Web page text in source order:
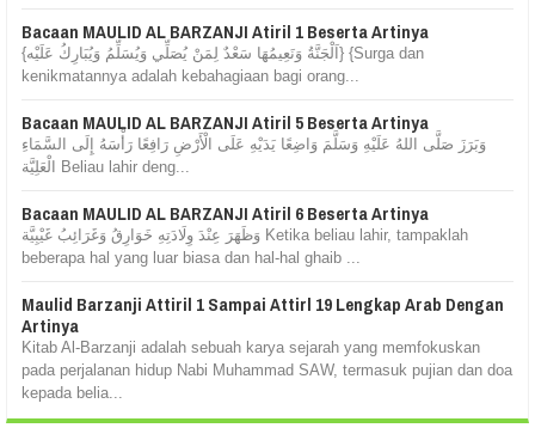
Bacaan MAULID AL BARZANJI Atiril 1 Beserta Artinya
{اَلْجَنَّةُ وَنَعِيمُهَا سَعْدٌ لِمَنْ يُصَلِّي وَيُسَلِّمُ وَيُبَارِكُ عَلَيْه} {Surga dan
kenikmatannya adalah kebahagiaan bagi orang...
Bacaan MAULID AL BARZANJI Atiril 5 Beserta Artinya
وَبَرَزَ صَلَّى اللهُ عَلَيْهِ وَسَلَّمَ وَاضِعًا يَدَيْهِ عَلَى الْأَرْضِ رَافِعًا رَأْسَهُ إِلَى السَّمَاءِ
الْعَلِيَّة Beliau lahir deng...
Bacaan MAULID AL BARZANJI Atiril 6 Beserta Artinya
وَظَهَرَ عِنْدَ وِلَادَتِهِ خَوَارِقُ وَغَرَائِبُ غَيْبِيَّة Ketika beliau lahir, tampaklah
beberapa hal yang luar biasa dan hal-hal ghaib ...
Maulid Barzanji Attiril 1 Sampai Attirl 19 Lengkap Arab Dengan
Artinya
Kitab Al-Barzanji adalah sebuah karya sejarah yang memfokuskan
pada perjalanan hidup Nabi Muhammad SAW, termasuk pujian dan doa
kepada belia...